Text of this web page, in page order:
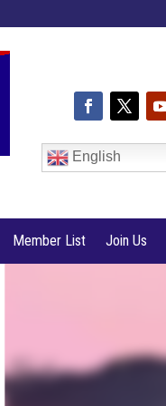
English
Member List Join Us